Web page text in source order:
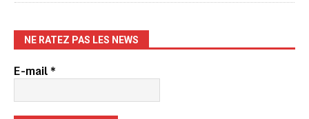
NE RATEZ PAS LES NEWS
E-mail*